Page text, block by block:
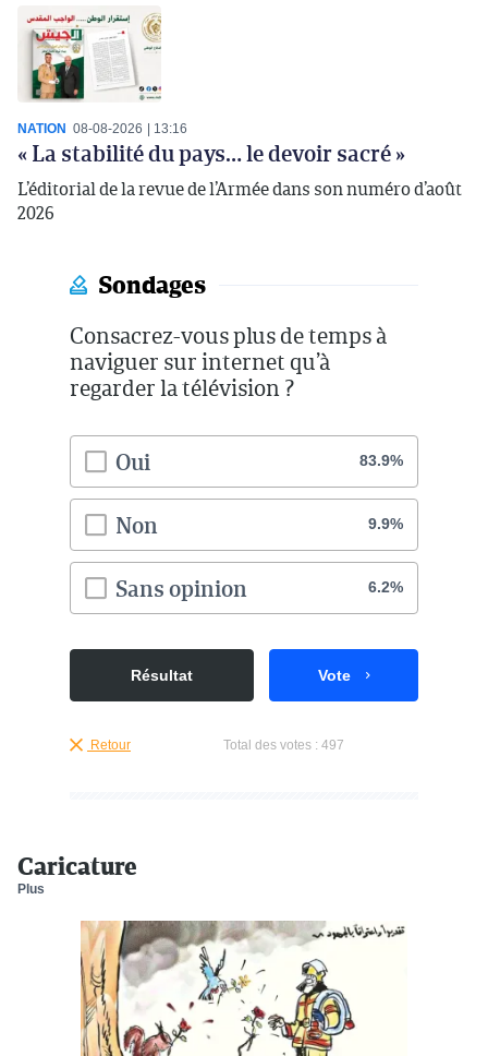
NATION 08-08-2026 13:16
« La stabilité du pays… le devoir sacré »
L’éditorial de la revue de l’Armée dans son numéro d’août
2026
Sondages
Consacrez-vous plus de temps à
naviguer sur internet qu’à
regarder la télévision ?
Oui 83.9%
Non 9.9%
Sans opinion 6.2%
Résultat Vote
Retour Total des votes : 497
Caricature
Plus